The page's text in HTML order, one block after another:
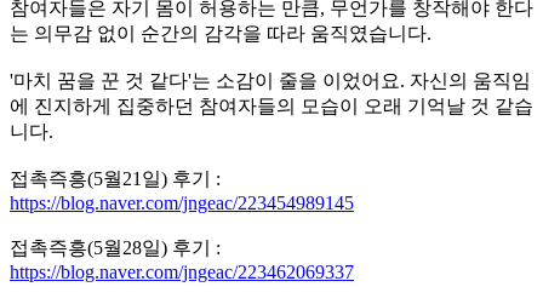
참여자들은 자기 몸이 허용하는 만큼, 무언가를 창작해야 한다
는 의무감 없이 순간의 감각을 따라 움직였습니다.
'마치 꿈을 꾼 것 같다'는 소감이 줄을 이었어요. 자신의 움직임
에 진지하게 집중하던 참여자들의 모습이 오래 기억날 것 같습
니다.
접촉즉흥(5월21일) 후기 :
https://blog.naver.com/jngeac/223454989145
접촉즉흥(5월28일) 후기 :
https://blog.naver.com/jngeac/223462069337